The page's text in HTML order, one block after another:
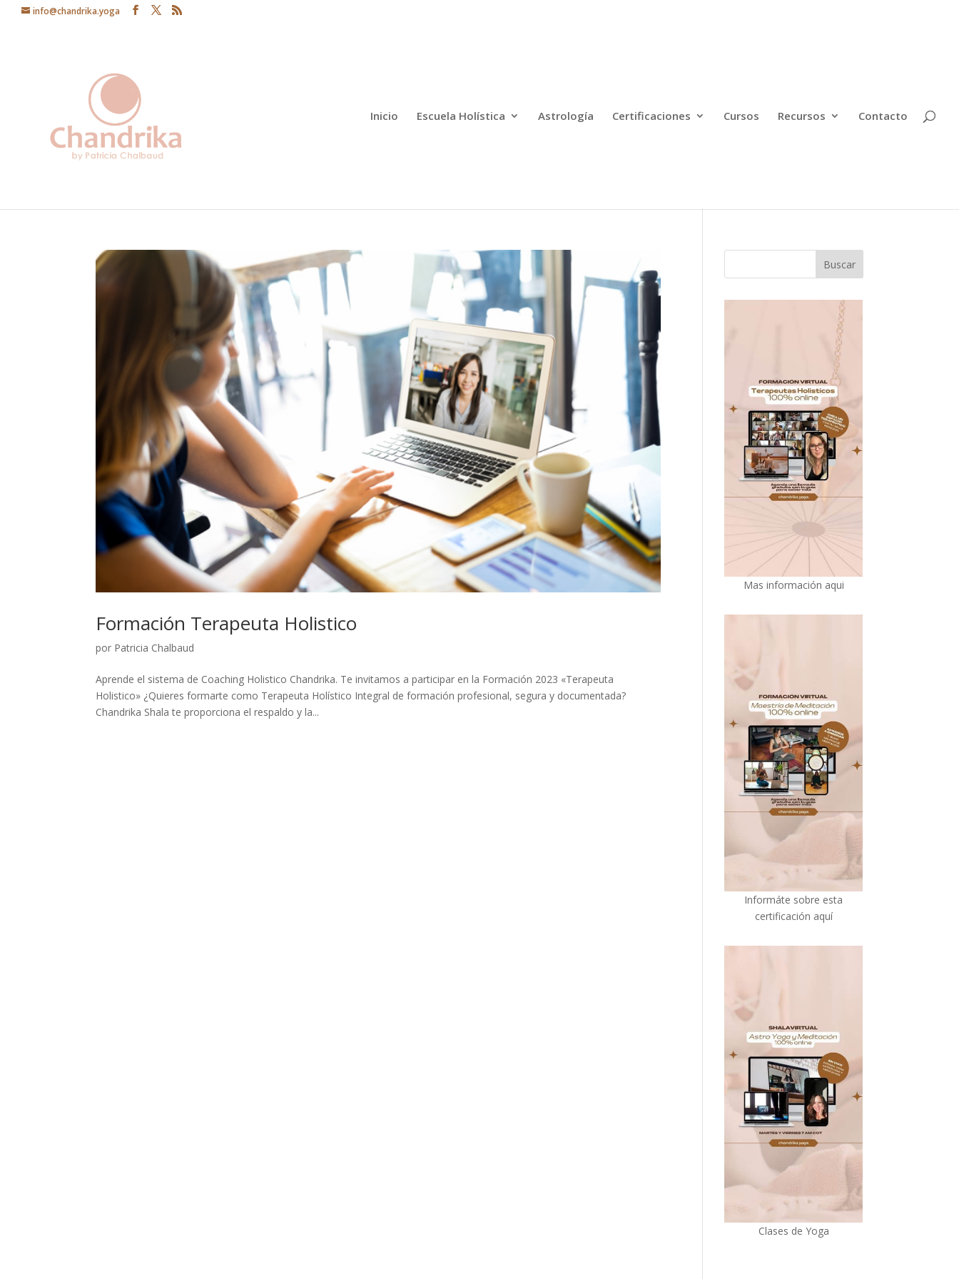
info@chandrika.yoga
Inicio Escuela Holística Astrología Certificaciones Cursos Recursos Contacto
Formación Terapeuta Holistico
por Patricia Chalbaud
Aprende el sistema de Coaching Holistico Chandrika. Te invitamos a participar en la Formación 2023 «Terapeuta
Holistico» ¿Quieres formarte como Terapeuta Holístico Integral de formación profesional, segura y documentada?
Chandrika Shala te proporciona el respaldo y la...
Mas información aqui
Informáte sobre esta
certificación aquí
Clases de Yoga